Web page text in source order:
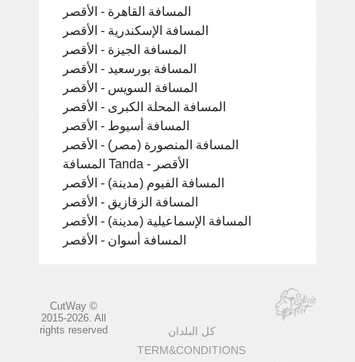
المسافة القاهرة - الأقصر
المسافة الإسكندرية - الأقصر
المسافة الجيزة - الأقصر
المسافة بورسعيد - الأقصر
المسافة السويس - الأقصر
المسافة المحلة الكبرى - الأقصر
المسافة أسيوط - الأقصر
المسافة المنصورة (مصر) - الأقصر
المسافة Tanda - الأقصر
المسافة الفيوم (مدينة) - الأقصر
المسافة الزقازيق - الأقصر
المسافة الإسماعيلية (مدينة) - الأقصر
المسافة أسوان - الأقصر
CutWay ©
2015-2026. All
rights reserved
كل البلدان
TERM&CONDITIONS